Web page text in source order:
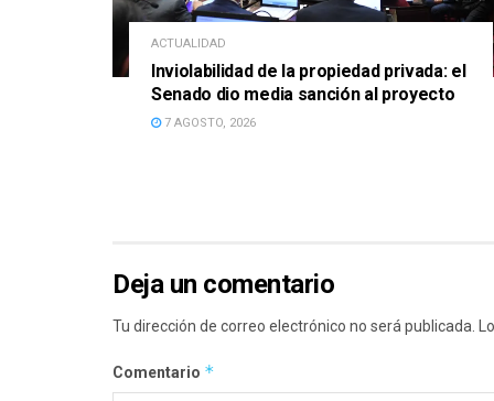
ACTUALIDAD
Inviolabilidad de la propiedad privada: el
Senado dio media sanción al proyecto
7 AGOSTO, 2026
Deja un comentario
Tu dirección de correo electrónico no será publicada.
Comentario *